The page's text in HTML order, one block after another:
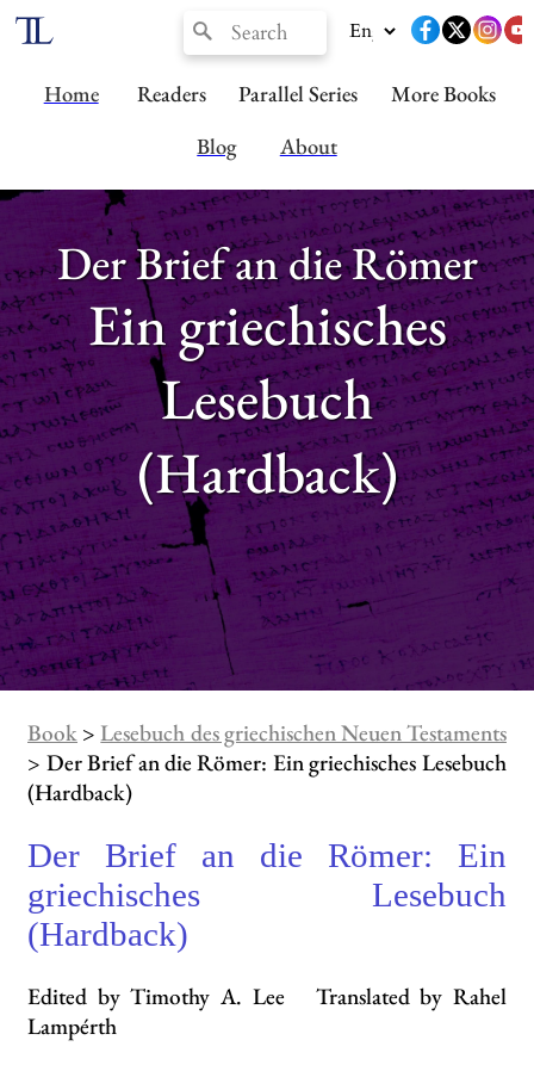
Home Readers Parallel Series
More Books
Blog
About
Der Brief an die Römer
Ein griechisches
Lesebuch
(Hardback)
Book >Lesebuch des griechischen Neuen Testaments
> Der Brief an die Römer: Ein griechisches Lesebuch
(Hardback)
Der Brief an die Römer: Ein
griechisches Lesebuch
(Hardback)
Edited by Timothy A. Lee Translated by Rahel
Lampérth